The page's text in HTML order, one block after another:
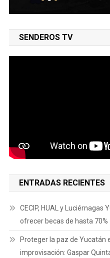
SENDEROS TV
ENTRADAS RECIENTES
CECIP, HUAL y
ofrecer becas de hasta 70%
Proteger la paz de Yucatán
improvisación: Gaspar